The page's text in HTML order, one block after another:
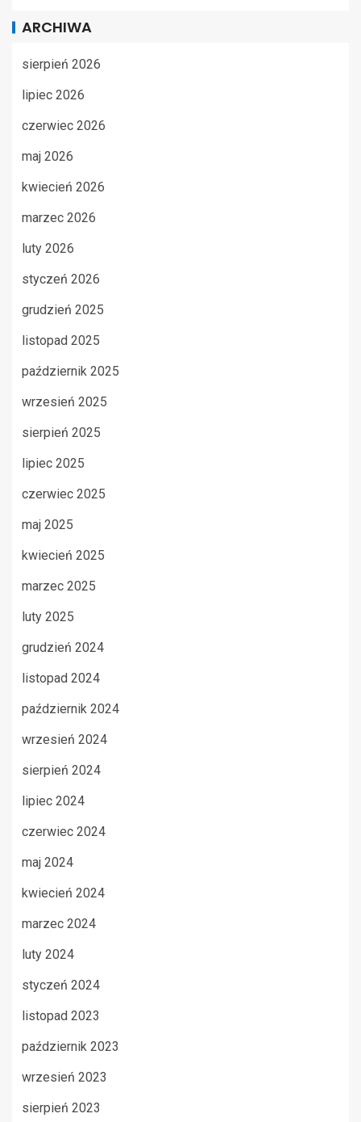
ARCHIWA
sierpień 2026
lipiec 2026
czerwiec 2026
maj 2026
kwiecień 2026
marzec 2026
luty 2026
styczeń 2026
grudzień 2025
listopad 2025
październik 2025
wrzesień 2025
sierpień 2025
lipiec 2025
czerwiec 2025
maj 2025
kwiecień 2025
marzec 2025
luty 2025
grudzień 2024
listopad 2024
październik 2024
wrzesień 2024
sierpień 2024
lipiec 2024
czerwiec 2024
maj 2024
kwiecień 2024
marzec 2024
luty 2024
styczeń 2024
listopad 2023
październik 2023
wrzesień 2023
sierpień 2023